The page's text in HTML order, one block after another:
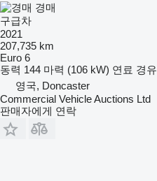
경매
구급차
2021
207,735 km
Euro 6
동력 144 마력 (106 kW) 연료 경유
영국, Doncaster
Commercial Vehicle Auctions Ltd
판매자에게 연락